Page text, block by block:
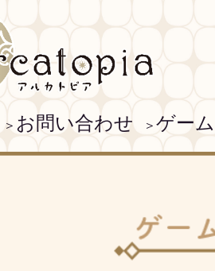
＞ お問い合わせ ＞ ゲー